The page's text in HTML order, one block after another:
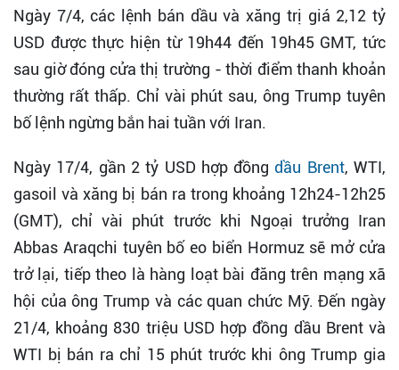
Ngày 7/4, các lệnh bán dầu và xăng trị giá 2,12 tỷ
USD được thực hiện từ 19h44 đến 19h45 GMT, tức
sau giờ đóng cửa thị trường - thời điểm thanh khoản
thường rất thấp. Chỉ vài phút sau, ông Trump tuyên
bố lệnh ngừng bắn hai tuần với Iran.
Ngày 17/4, gần 2 tỷ USD hợp đồngdầu Brent, WTI,
gasoil và xăng bị bán ra trong khoảng 12h24-12h25
(GMT), chỉ vài phút trước khi Ngoại trưởng Iran
Abbas Araqchi tuyên bố eo biển Hormuz sẽ mở cửa
trở lại, tiếp theo là hàng loạt bài đăng trên mạng xã
hội của ông Trump và các quan chức Mỹ. Đến ngày
21/4, khoảng 830 triệu USD hợp đồng dầu Brent và
WTI bị bán ra chỉ 15 phút trước khi ông Trump gia